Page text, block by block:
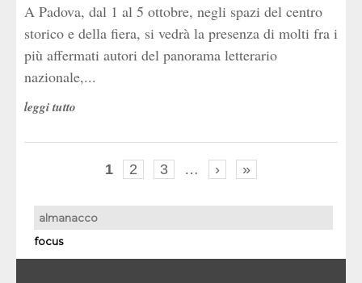
A Padova, dal 1 al 5 ottobre, negli spazi del centro
storico e della fiera, si vedrà la presenza di molti fra i
più affermati autori del panorama letterario
nazionale,...
leggi tutto
1 2 3 … › »
almanacco
focus